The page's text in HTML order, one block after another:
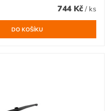
744 Kč / ks